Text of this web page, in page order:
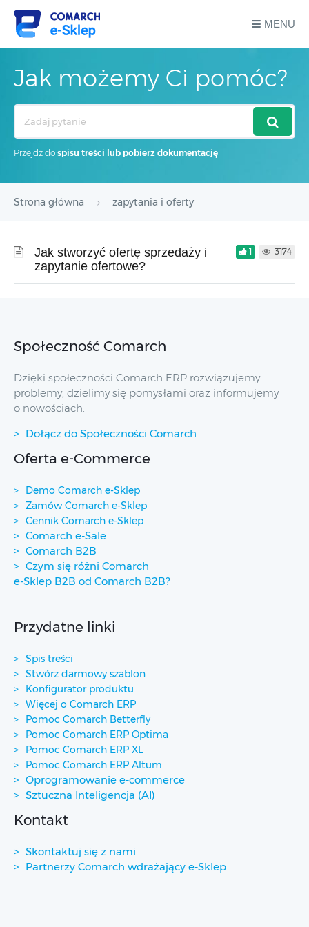
MENU
Jak możemy Ci pomóc?
Przejdź do spisu treści lub pobierz dokumentację
Strona główna zapytania i oferty
Jak stworzyć ofertę sprzedaży i
zapytanie ofertowe?
1 3174
Społeczność Comarch
Dzięki społeczności Comarch ERP rozwiązujemy
problemy, dzielimy się pomysłami oraz informujemy
o nowościach.
Dołącz do Społeczności Comarch
Oferta e-Commerce
Demo Comarch e-Sklep
Zamów Comarch e-Sklep
Cennik Comarch e-Sklep
Comarch e-Sale
Comarch B2B
Czym się różni Comarch
e-Sklep B2B od Comarch B2B?
Przydatne linki
Spis treści
Stwórz darmowy szablon
Konfigurator produktu
Więcej o Comarch ERP
Pomoc Comarch Betterfly
Pomoc Comarch ERP Optima
Pomoc Comarch ERP XL
Pomoc Comarch ERP Altum
Oprogramowanie e-commerce
Sztuczna Inteligencja (AI)
Kontakt
Skontaktuj się z nami
Partnerzy Comarch wdrażający e-Sklep